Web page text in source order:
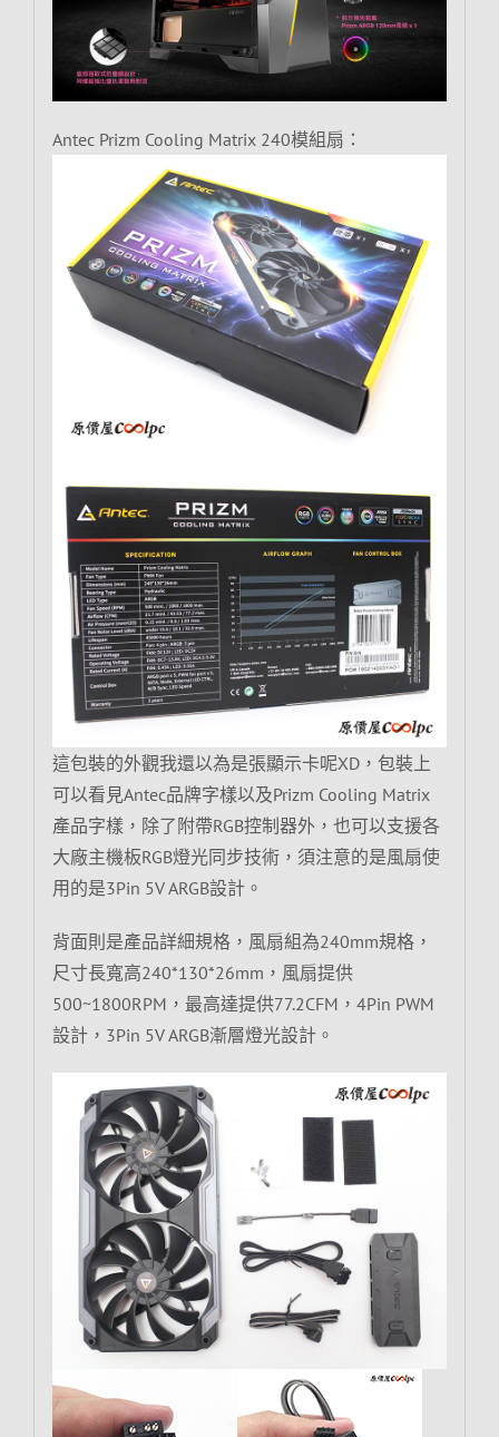
Antec Prizm Cooling Matrix 240模組扇：
這包裝的外觀我還以為是張顯示卡呢XD，包裝上
可以看見Antec品牌字樣以及Prizm Cooling Matrix
產品字樣，除了附帶RGB控制器外，也可以支援各
大廠主機板RGB燈光同步技術，須注意的是風扇使
用的是3Pin 5V ARGB設計。
背面則是產品詳細規格，風扇組為240mm規格，
尺寸長寬高240*130*26mm，風扇提供
500~1800RPM，最高達提供77.2CFM，4Pin PWM
設計，3Pin 5V ARGB漸層燈光設計。